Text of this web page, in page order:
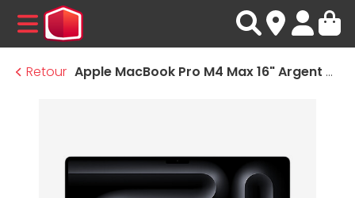
MENU
Retour
Apple MacBook Pro M4 Max 16" Argent 64 Go/1 To (MX2W3FN/A-64GB)